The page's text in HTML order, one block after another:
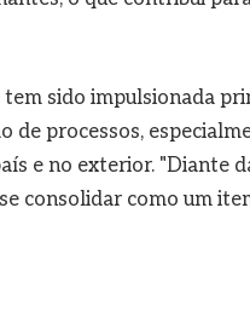
sido impulsionada
de processos,
e no exterior. "Diante
consolidar como um